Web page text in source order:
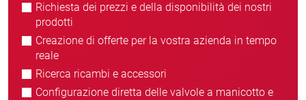
Richiesta dei prezzi e della disponibilità dei nostri
prodotti
Creazione di offerte per la vostra azienda in tempo
reale
Ricerca ricambi e accessori
Configurazione diretta delle valvole a manicotto e